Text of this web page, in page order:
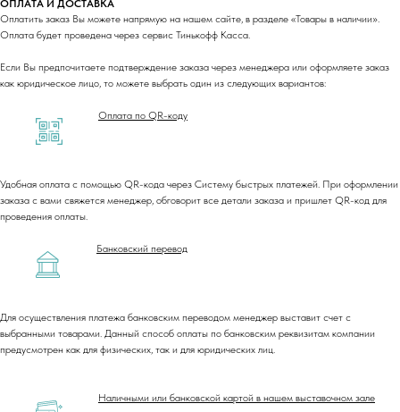
ОПЛАТА И ДОСТАВКА
Оплатить заказ Вы можете напрямую на нашем сайте, в разделе «Товары в наличии».
Оплата будет проведена через сервис Тинькофф Касса.
Если Вы предпочитаете подтверждение заказа через менеджера или оформляете заказ
как юридическое лицо, то можете выбрать один из следующих вариантов:
Оплата по QR-коду
Удобная оплата с помощью QR-кода через Систему быстрых платежей. При оформлении
заказа с вами свяжется менеджер, обговорит все детали заказа и пришлет QR-код для
проведения оплаты.
Банковский перевод
Для осуществления платежа банковским переводом менеджер выставит счет с
выбранными товарами. Данный способ оплаты по банковским реквизитам компании
предусмотрен как для физических, так и для юридических лиц.
Наличными или банковской картой в нашем выставочном зале